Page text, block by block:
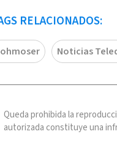
RELACIONADOS:
Noticias
Queda prohibida la
autorizada constituye una